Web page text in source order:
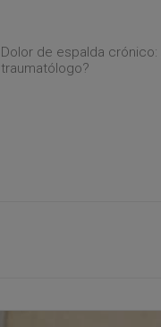
Dolor de espalda crónico:
traumatólogo?